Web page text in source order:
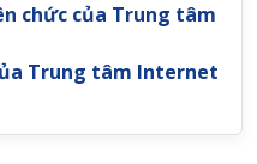
chức của Trung tâm
Trung tâm Internet